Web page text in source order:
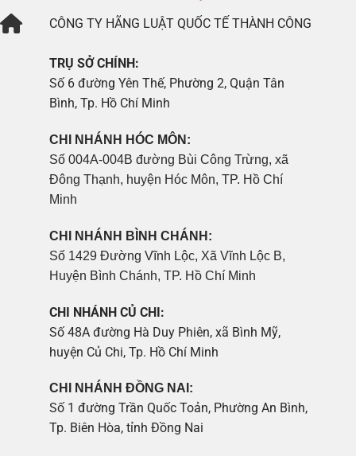
CÔNG TY HÃNG LUẬT QUỐC TẾ THÀNH CÔNG
TRỤ SỞ CHÍNH:
Số 6 đường Yên Thế, Phường 2, Quận Tân
Bình, Tp. Hồ Chí Minh
CHI NHÁNH HÓC MÔN:
Số 004A-004B đường Bùi Công Trừng, xã
Đông Thạnh, huyện Hóc Môn, TP. Hồ Chí
Minh
CHI NHÁNH BÌNH CHÁNH:
Số 1429 Đường Vĩnh Lộc, Xã Vĩnh Lộc B,
Huyện Bình Chánh, TP. Hồ Chí Minh
CHI NHÁNH CỦ CHI:
Số 48A đường Hà Duy Phiên, xã Bình Mỹ,
huyện Củ Chi, Tp. Hồ Chí Minh
CHI NHÁNH ĐỒNG NAI:
Số 1 đường Trần Quốc Toản, Phường An Bình,
Tp. Biên Hòa, tỉnh Đồng Nai